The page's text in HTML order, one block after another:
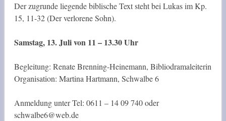
Der zugrunde liegende biblische Text steht bei Lukas im Kp.
15, 11-32 (Der verlorene Sohn).
Samstag, 13. Juli von 11 – 13.30 Uhr
Begleitung: Renate Brenning-Heinemann, Bibliodramaleiterin
Organisation: Martina Hartmann, Schwalbe 6
Anmeldung unter Tel: 0611 – 14 09 740 oder
schwalbe6@web.de